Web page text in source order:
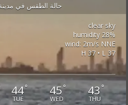
حالة الطقس في
clear sky
28% humidity
wind: 2m/s NNE
H 37 • L 37
44°
TUE
45°
WED
43°
THU